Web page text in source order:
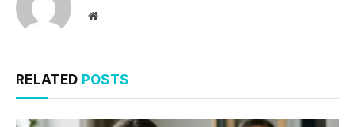
Website
RELATED POSTS